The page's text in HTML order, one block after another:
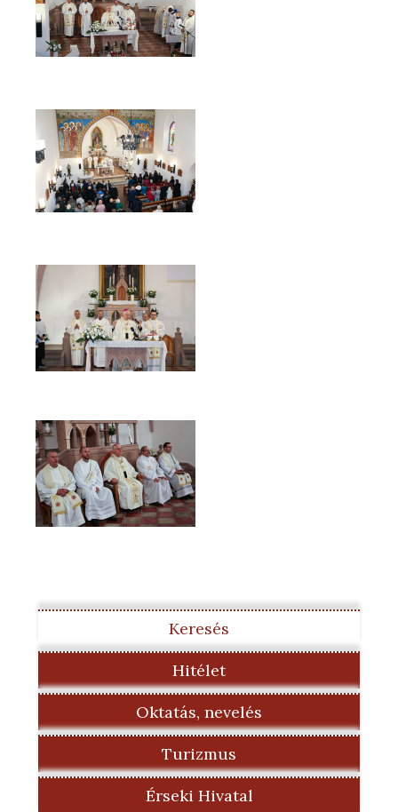
Keresés
Hitélet
Oktatás, nevelés
Turizmus
Érseki Hivatal